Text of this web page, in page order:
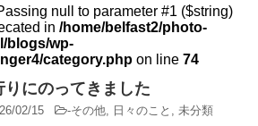
null to parameter #1 ($string)
in /home/belfast2/photo-
blogs/wp-
category.php on line 74
りにのってきました
02/15 -その他, 日々のこと , 未分類